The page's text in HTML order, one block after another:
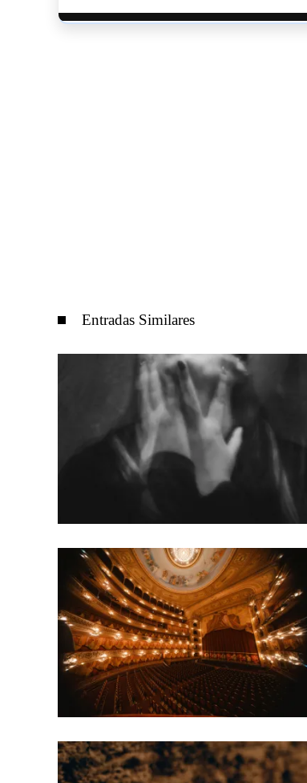
Entradas Similares